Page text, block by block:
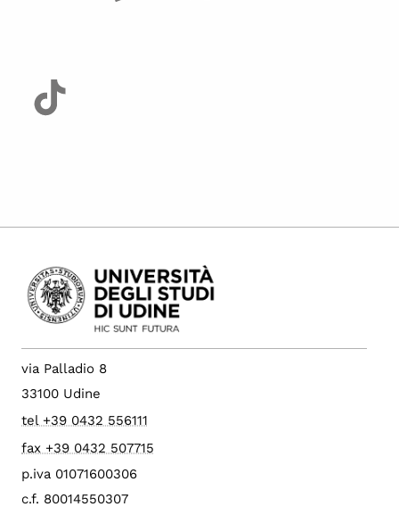
via Palladio 8
33100 Udine
tel +39 0432 556111
fax +39 0432 507715
p.iva 01071600306
c.f. 80014550307